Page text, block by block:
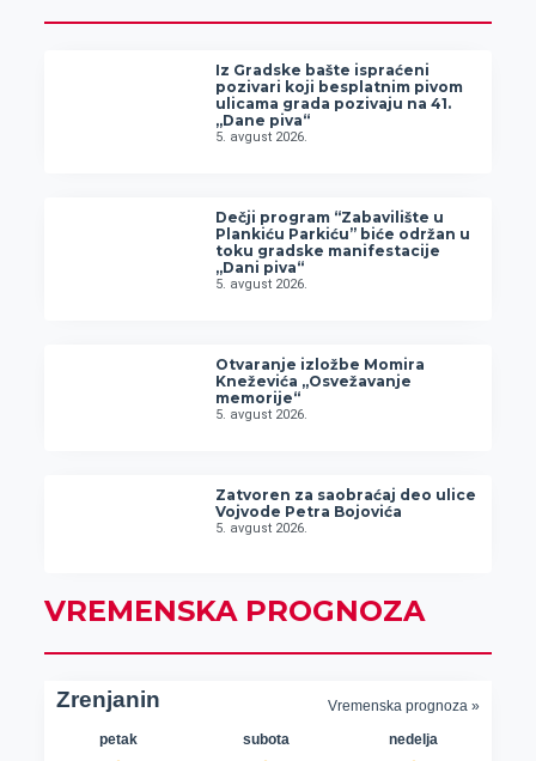
Iz Gradske bašte ispraćeni
pozivari koji besplatnim pivom
ulicama grada pozivaju na 41.
„Dane piva“
5. avgust 2026.
Dečji program “Zabavilište u
Plankiću Parkiću” biće održan u
toku gradske manifestacije
„Dani piva“
5. avgust 2026.
Otvaranje izložbe Momira
Kneževića „Osvežavanje
memorije“
5. avgust 2026.
Zatvoren za saobraćaj deo ulice
Vojvode Petra Bojovića
5. avgust 2026.
VREMENSKA PROGNOZA